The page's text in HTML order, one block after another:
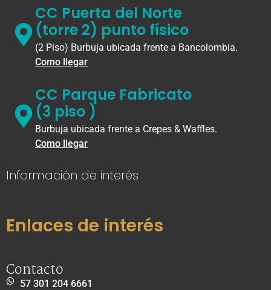
CC Puerta del Norte
(torre 2) punto físico
(2 Piso) Burbuja ubicada frente a Bancolombia.
Como llegar
CC Parque Fabricato
(3 piso )
Burbuja ubicada frente a Crepes & Waffles.
Como llegar
Información de interés
Enlaces de interés
Contacto
57 301 204 6661